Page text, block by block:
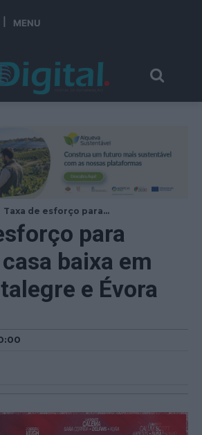
MENU
Taxa de esforço para...
para
baixa em
e Évora